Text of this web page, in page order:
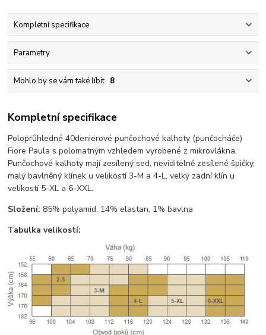
Kompletní specifikace
Parametry
Mohlo by se vám také líbit 8
Kompletní specifikace
Poloprůhledné 40denierové punčochové kalhoty (punčocháče)
Fiore Paula s polomatným vzhledem vyrobené z mikrovlákna.
Punčochové kalhoty mají zesílený sed, neviditelně zesílené špičky,
malý bavlněný klínek u velikostí 3-M a 4-L, velký zadní klín u
velikostí 5-XL a 6-XXL.
Složení: 85% polyamid, 14% elastan, 1% bavlna
Tabulka velikostí: